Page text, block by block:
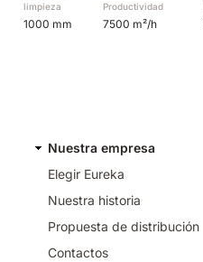
limpieza
1000 mm
Productividad
7500 m²/h
Nuestra empresa
Elegir Eureka
Nuestra historia
Propuesta de distribución
Contactos